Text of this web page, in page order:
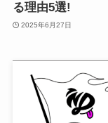
る理由5選!
2025年6月27日